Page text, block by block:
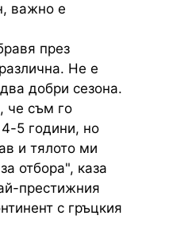
важно е
през
Не е
добри сезона.
че съм го
4-5 години, но
и тялото ми
отбора", каза
престижния
с гръцкия